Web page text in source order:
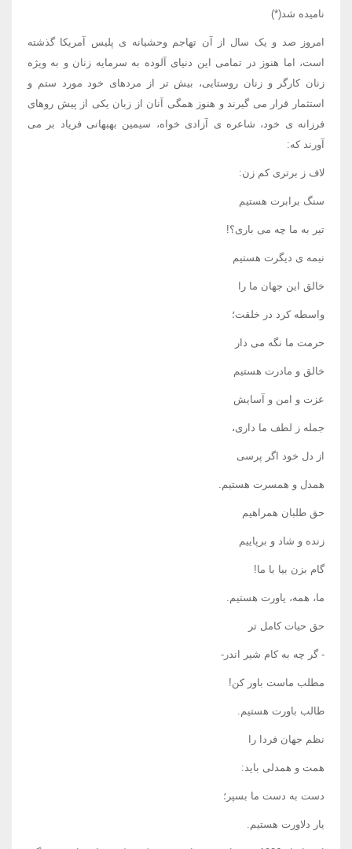
نامیده شد(*)
امروز صد و یک سال از آن تهاجم وحشیانه ی پلیس آمریکا گذشته
است، اما هنوز در تمامی این دنیای آلوده به سرمایه زنان و به ویژه
زنان کارگر و زنان روستایی، بیش تر از مردهای خود مورد ستم و
استثمار قرار می گیرند و هنوز همگی آنان از زبان یکی از پیش روهای
فرزانه ی خود، شاعره ی آزادی خواه، سیمین بهبهانی فریاد بر می
آورند که:
لاف ز برتری کم زن:
سنگ برابرت هستیم
تیر به ما چه می باری؟!
نیمه ی دیگرت هستیم
خالق این جهان ما را
واسطه کرد در خلقت؛
حرمت ما نگه می دار
خالق و مادرت هستیم
عزت و امن و آسایش
جمله ز لطف ما داری،
از دل خود اگر پرسی
همدل و همسرت هستیم.
حق طلبان همراهیم
زنده و شاد و برپاییم
گام بزن بیا با ما!
ما، همه، یاورت هستیم.
حق حیات کامل تر
- گر چه به کام شیر اندر-
مطلب ماست باور کن!
طالب باورت هستیم.
نظم جهان فردا را
همت و همدلی باید:
دست به دست ما بسپر؛
یار دلاورت هستیم.